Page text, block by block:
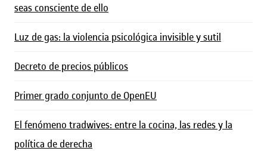
seas consciente de ello
Luz de gas: la violencia psicológica invisible y sutil
Decreto de precios públicos
Primer grado conjunto de OpenEU
El fenómeno tradwives: entre la cocina, las redes y la
política de derecha